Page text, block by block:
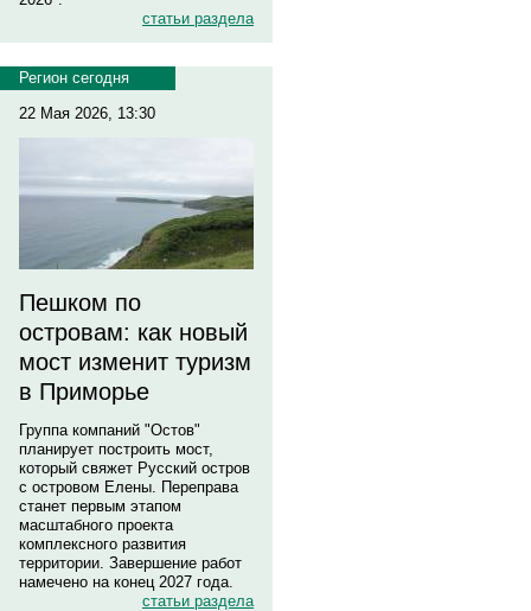
статьи раздела
Регион сегодня
22 Мая 2026, 13:30
Пешком по
островам: как новый
мост изменит туризм
в Приморье
Группа компаний "Остов"
планирует построить мост,
который свяжет Русский остров
с островом Елены. Переправа
станет первым этапом
масштабного проекта
комплексного развития
территории. Завершение работ
намечено на конец 2027 года.
статьи раздела